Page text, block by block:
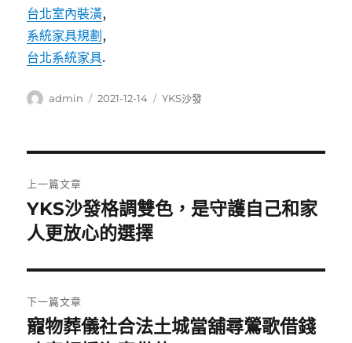
台北室內裝潢,
系統家具規劃 ,
台北系統家具.
作
admin
發
2021-12-14
分
YKS沙發
章
導
覽
上一篇文章
上
一
文
章:
YKS沙發格調雙色，是守護自己和家
人更放心的選擇
下一篇文章
下
寵物葬儀社合法土城當舖尋鶯歌借錢